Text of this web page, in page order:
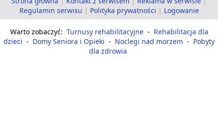
Regulamin serwisu | Polityka prywatności | Logowanie
Warto zobaczyć: Turnusy rehabilitacyjne - Rehabilitacja dla
dzieci - Domy Seniora i Opieki - Noclegi nad morzem - Pobyty
dla zdrowia